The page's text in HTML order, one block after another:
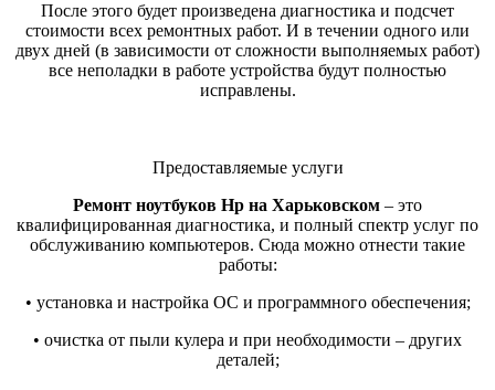
После этого будет произведена диагностика и подсчет
стоимости всех ремонтных работ. И в течении одного или
двух дней (в зависимости от сложности выполняемых работ)
все неполадки в работе устройства будут полностью
исправлены.
Предоставляемые услуги
Ремонт ноутбуков Hp на Харьковском – это
квалифицированная диагностика, и полный спектр услуг по
обслуживанию компьютеров. Сюда можно отнести такие
работы:
• установка и настройка ОС и программного обеспечения;
• очистка от пыли кулера и при необходимости – других
деталей;